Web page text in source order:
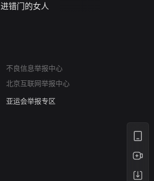
进错门的女人
不良信息举报中心
北京互联网举报中心
算法推荐专项举报
亚运会举报专区